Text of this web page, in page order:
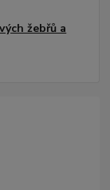
žebřů a